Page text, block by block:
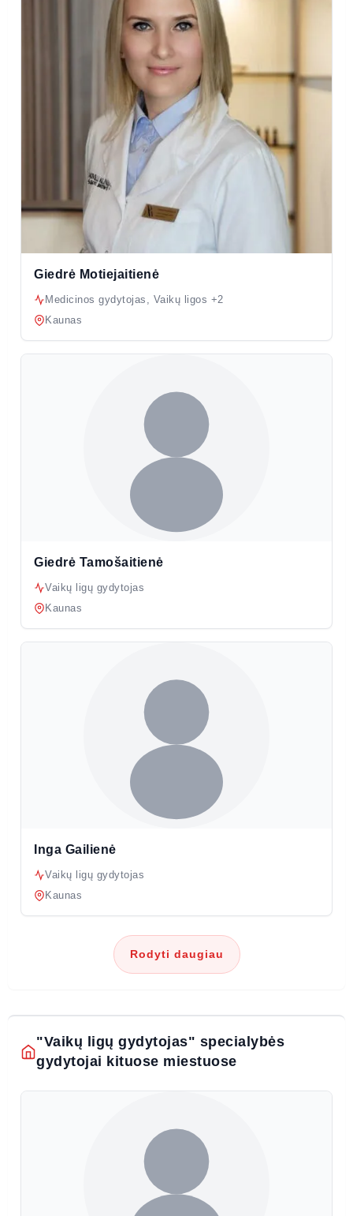
Giedrė Motiejaitienė
Medicinos gydytojas, Vaikų ligos +2
Kaunas
Giedrė Tamošaitienė
Vaikų ligų gydytojas
Kaunas
Inga Gailienė
Vaikų ligų gydytojas
Kaunas
Rodyti daugiau
"Vaikų ligų gydytojas" specialybės
gydytojai kituose miestuose